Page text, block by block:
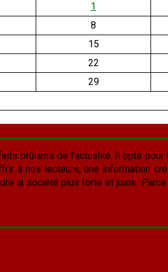
1
8
15
22
29
brûlants de l'actualité. Il opte pour
à nos lecteurs, une information
la société plus forte et juste. Parce